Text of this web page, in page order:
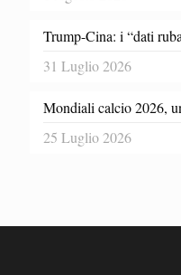
Trump-Cina: i “dati
31 Luglio 2026
Mondiali calcio 2026,
25 Luglio 2026